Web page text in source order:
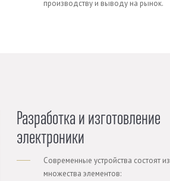
производству и выводу на рынок.
Разработка и изготовление
электроники
Современные устройства состоят из
множества элементов: